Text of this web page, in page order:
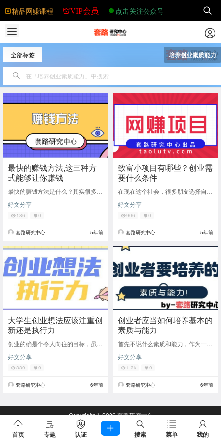
精品网赚课程 VIP会员 点击关注公众号
全部标签 培养创业素质能力
最快的赚钱方法,这三种方
式能够让你赚钱
最快的赚钱方法是什么？其实很多人
毕竟如果人人能够学会，那么世界上
就不会再有穷人
好文分享
186 0
套路研究中心 5年前
致富小项目有哪些？创业需
要什么条件
在现在这个社会，很多朋友选择自己
业需要什么条件吗?致富小项目又有
哪些呢？这是很
好文分享
906 0
套路研究中心 5年前
大学生创业想法应该注重创
新还是执行力
创业的确是个令人向往的目标，虽然
人愿意去放手尝试一把。大学生想去
创业，可以看出
好文分享
330 0
套路研究中心 6年前
创业者应当如何培养基本的
素质与能力
首先不说什么素质和能力，作为一个
和不服输的心态，只有这种心态才能
创造出动力与氛
好文分享
1.3k 0
套路研究中心 6年前
Copyright © 2026套路研究中心
查询 72 次，耗时 0.2842 秒
首页 专题 认证 搜索 菜单 我的